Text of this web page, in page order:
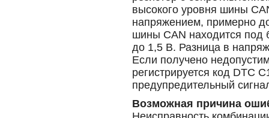
высокого уровня шины
напряжением, примерно
шины CAN находится под
до 1,5 В. Разница в
Если получено
регистрируется код DTC
предупредительный
Возможная причина